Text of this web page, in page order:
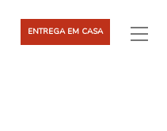
ENTREGA EM CASA